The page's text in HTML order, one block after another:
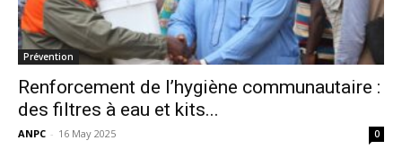
Prévention
Renforcement de l’hygiène communautaire :
des filtres à eau et kits...
ANPC - 16 May 2025 0